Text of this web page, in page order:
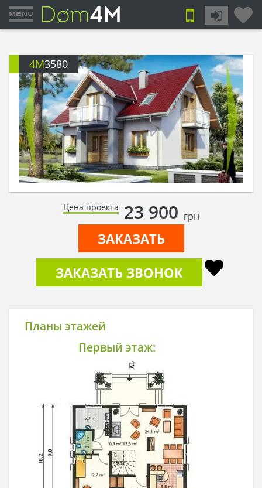
4M3580
Цена проекта 23 900 грн
ЗАКАЗАТЬ
ЗАКАЗАТЬ ЗВОНОК
Планы этажей
Первый этаж: